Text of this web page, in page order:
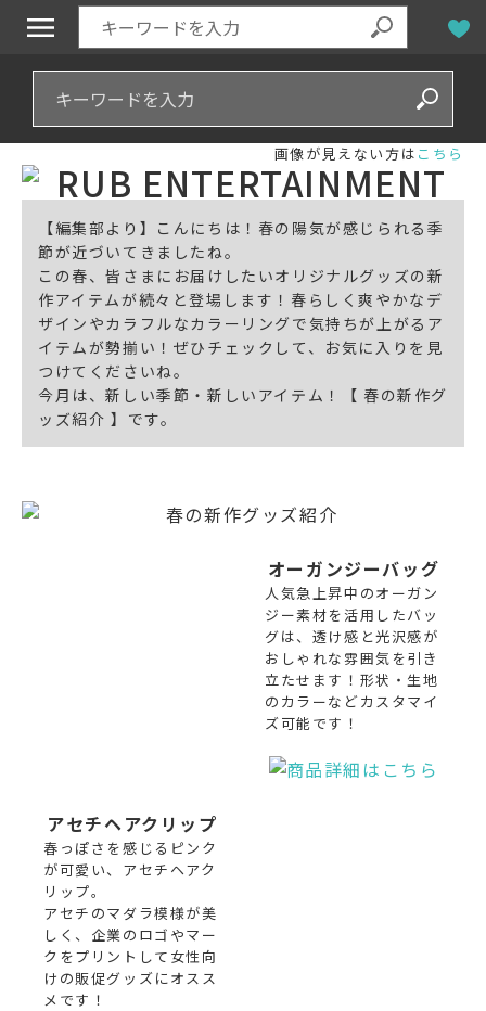
画像が見えない方は こちら
【編集部より】こんにちは！春の陽気が感じられる季
節が近づいてきましたね。
この春、皆さまにお届けしたいオリジナルグッズの新
作アイテムが続々と登場します！春らしく爽やかなデ
ザインやカラフルなカラーリングで気持ちが上がるア
イテムが勢揃い！ぜひチェックして、お気に入りを見
つけてくださいね。
今月は、新しい季節・新しいアイテム！【 春の新作グ
ッズ紹介 】です。
オーガンジーバッグ
人気急上昇中のオーガン
ジー素材を活用したバッ
グは、透け感と光沢感が
おしゃれな雰囲気を引き
立たせます！形状・生地
のカラーなどカスタマイ
ズ可能です！
アセチヘアクリップ
春っぽさを感じるピンク
が可愛い、アセチヘアク
リップ。
アセチのマダラ模様が美
しく、企業のロゴやマー
クをプリントして女性向
けの販促グッズにオスス
メです！